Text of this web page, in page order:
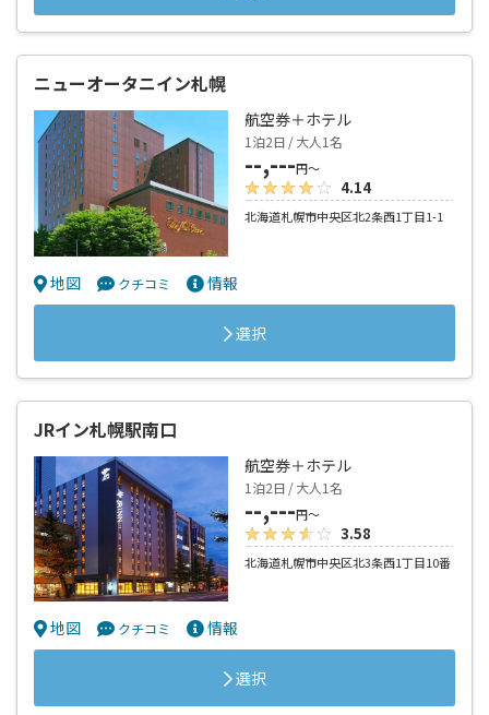
ニューオータニイン札幌
航空券＋ホテル
1泊2日 / 大人1名
--,---円～
4.14
北海道札幌市中央区北2条西1丁目1-1
地図 クチコミ 情報
選択
JRイン札幌駅南口
航空券＋ホテル
1泊2日 / 大人1名
--,---円～
3.58
北海道札幌市中央区北3条西1丁目10番
地図 クチコミ 情報
選択